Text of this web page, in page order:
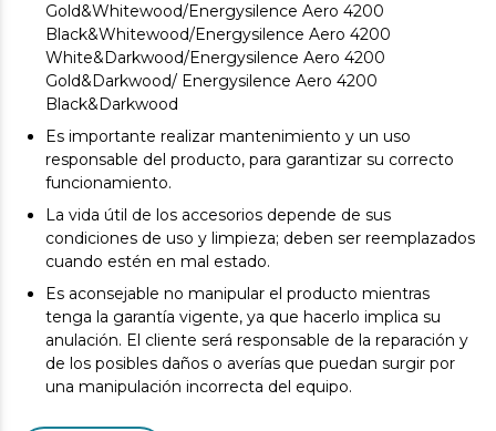
Gold&Whitewood/Energysilence Aero 4200
Black&Whitewood/Energysilence Aero 4200
White&Darkwood/Energysilence Aero 4200
Gold&Darkwood/ Energysilence Aero 4200
Black&Darkwood
Es importante realizar mantenimiento y un uso
responsable del producto, para garantizar su correcto
funcionamiento.
La vida útil de los accesorios depende de sus
condiciones de uso y limpieza; deben ser reemplazados
cuando estén en mal estado.
Es aconsejable no manipular el producto mientras
tenga la garantía vigente, ya que hacerlo implica su
anulación. El cliente será responsable de la reparación y
de los posibles daños o averías que puedan surgir por
una manipulación incorrecta del equipo.